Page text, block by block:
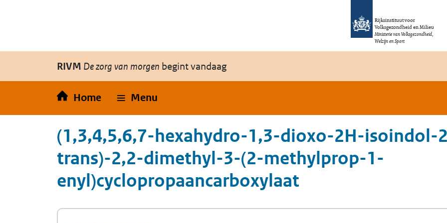
Rijksinstituut voor
Volksgezondheid en Milieu
Ministerie van Volksgezondheid,
Welzijn en Sport
RIVM De zorg van morgen begint vandaag
Home Menu
(1,3,4,5,6,7-hexahydro-1,3-dioxo-2H-isoindol-
trans)-2,2-dimethyl-3-(2-methylprop-1-
enyl)cyclopropaancarboxylaat